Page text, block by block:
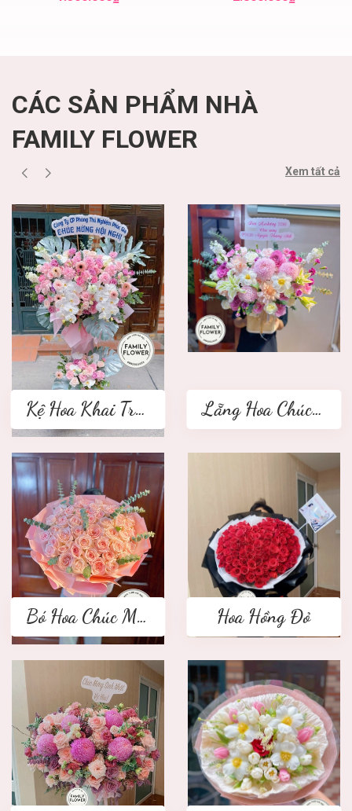
CÁC SẢN PHẨM NHÀ
FAMILY FLOWER
Xem tất cả
Kệ Hoa Khai Trương 2 tầng Lẵng Hoa Chúc Mừng
Bó Hoa Chúc Mừng Hoa Hồng Đỏ